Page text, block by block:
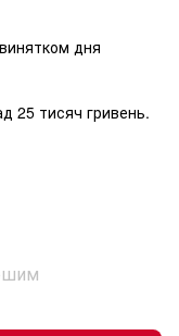
дня
25 тисяч гривень.